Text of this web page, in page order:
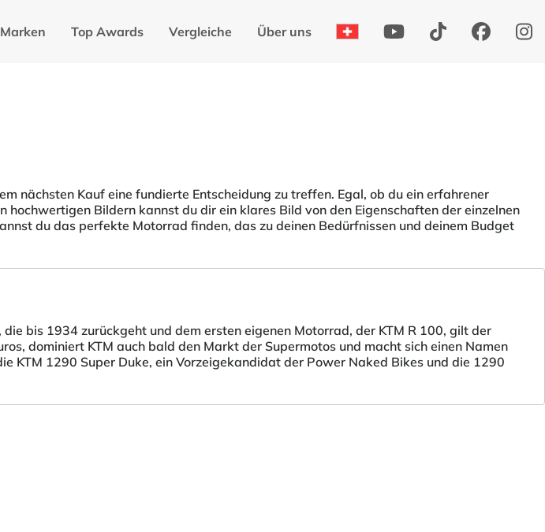
Marken Top Awards Vergleiche Über uns
nächsten Kauf eine fundierte Entscheidung zu treffen. Egal, ob du ein erfahrener
Bildern kannst du dir ein klares Bild von den Eigenschaften der einzelnen
du das perfekte Motorrad finden, das zu deinen Bedürfnissen und deinem Budget
bis 1934 zurückgeht und dem ersten eigenen Motorrad, der KTM R 100, gilt der
dominiert KTM auch bald den Markt der Supermotos und macht sich einen Namen
1290 Super Duke, ein Vorzeigekandidat der Power Naked Bikes und die 1290